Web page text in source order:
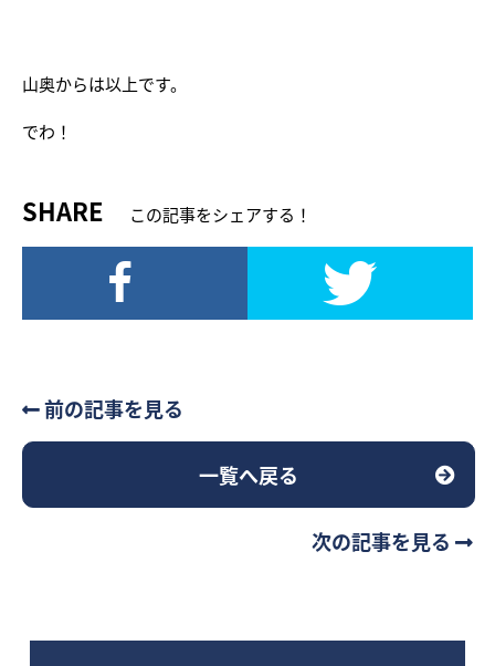
山奥からは以上です。
でわ！
SHARE この記事をシェアする！
前の記事を見る
一覧へ戻る
次の記事を見る